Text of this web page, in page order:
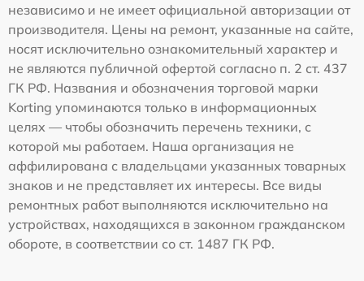
независимо и не имеет официальной авторизации от
производителя. Цены на ремонт, указанные на сайте,
носят исключительно ознакомительный характер и
не являются публичной офертой согласно п. 2 ст. 437
ГК РФ. Названия и обозначения торговой марки
Korting упоминаются только в информационных
целях — чтобы обозначить перечень техники, с
которой мы работаем. Наша организация не
аффилирована с владельцами указанных товарных
знаков и не представляет их интересы. Все виды
ремонтных работ выполняются исключительно на
устройствах, находящихся в законном гражданском
обороте, в соответствии со ст. 1487 ГК РФ.